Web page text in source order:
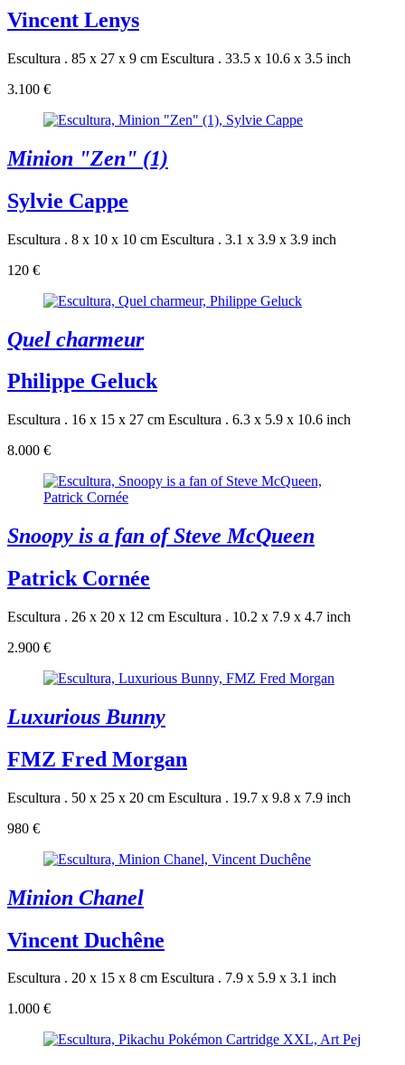
Vincent Lenys
Escultura . 85 x 27 x 9 cm Escultura . 33.5 x 10.6 x 3.5 inch
3.100 €
Minion "Zen" (1)
Sylvie Cappe
Escultura . 8 x 10 x 10 cm Escultura . 3.1 x 3.9 x 3.9 inch
120 €
Quel charmeur
Philippe Geluck
Escultura . 16 x 15 x 27 cm Escultura . 6.3 x 5.9 x 10.6 inch
8.000 €
Snoopy is a fan of Steve McQueen
Patrick Cornée
Escultura . 26 x 20 x 12 cm Escultura . 10.2 x 7.9 x 4.7 inch
2.900 €
Luxurious Bunny
FMZ Fred Morgan
Escultura . 50 x 25 x 20 cm Escultura . 19.7 x 9.8 x 7.9 inch
980 €
Minion Chanel
Vincent Duchêne
Escultura . 20 x 15 x 8 cm Escultura . 7.9 x 5.9 x 3.1 inch
1.000 €